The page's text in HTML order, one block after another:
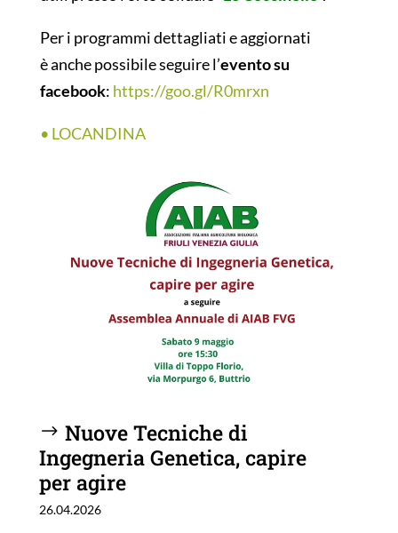
Per i programmi dettagliati e aggiornati
è anche possibile seguire l’evento su
facebook: https://goo.gl/R0mrxn
• LOCANDINA
Nuove Tecniche di
Ingegneria Genetica, capire
per agire
26.04.2026